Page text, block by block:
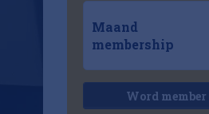
Maand
membership
Word member